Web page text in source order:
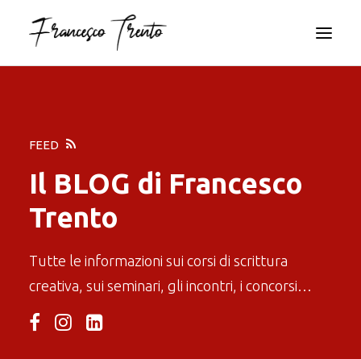
RICERCA
FEED
Il BLOG di Francesco
Trento
Tutte le informazioni sui corsi di scrittura
creativa, sui seminari, gli incontri, i concorsi…